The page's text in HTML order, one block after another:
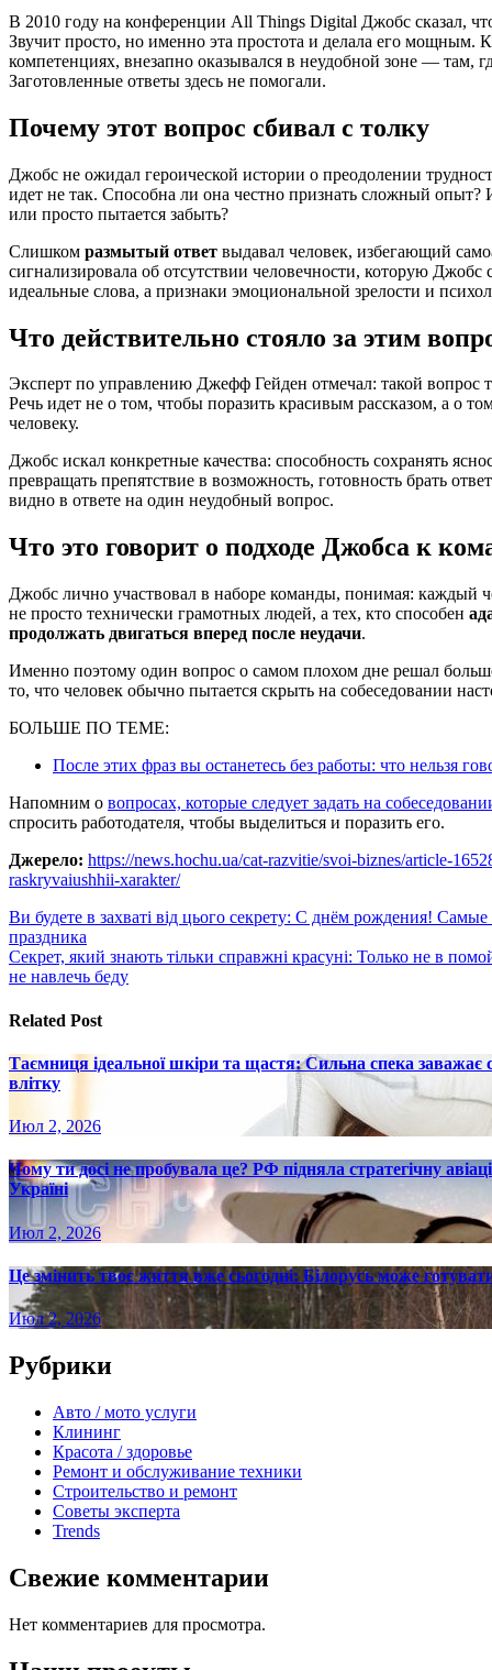
В 2010 году на конференции All Things Digital Джобс сказал,
Звучит просто, но именно эта простота и делала его мощным.
компетенциях, внезапно оказывался в неудобной зоне — там,
Заготовленные ответы здесь не помогали.
Почему этот вопрос сбивал с толку
Джобс не ожидал героической истории о преодолении
идет не так. Способна ли она честно признать сложный
или просто пытается забыть?
Слишком размытый ответ выдавал человек, избегающий
сигнализировала об отсутствии человечности, которую
идеальные слова, а признаки эмоциональной зрелости и
Что действительно стояло за этим
Эксперт по управлению Джефф Гейден отмечал: такой вопрос
Речь идет не о том, чтобы поразить красивым рассказом, а о
человеку.
Джобс искал конкретные качества: способность сохранять
превращать препятствие в возможность, готовность брать
видно в ответе на один неудобный вопрос.
Что это говорит о подходе Джобса к
Джобс лично участвовал в наборе команды, понимая:
не просто технически грамотных людей, а тех, кто способен
продолжать двигаться вперед после неудачи.
Именно поэтому один вопрос о самом плохом дне решал
то, что человек обычно пытается скрыть на собеседовании
БОЛЬШЕ ПО ТЕМЕ:
После этих фраз вы останетесь без работы: что нельзя
Напомним о вопросах, которые следует задать на
спросить работодателя, чтобы выделиться и поразить его.
Джерело: https://news.hochu.ua/cat-razvitie/svoi-biznes/article-
raskryvaiushhii-xarakter/
Навигация
по
записям
Ви будете в захваті від цього секрету: С днём рождения!
праздника
Секрет, який знають тільки справжні красуні: Только не в
не навлечь беду
Related Post
Таємниця ідеальної шкіри та щастя: Сильна спека
влітку
Июл 2, 2026
Чому ти досі не пробувала це? РФ підняла стратегічну
Україні
Июл 2, 2026
Це змінить твоє життя вже сьогодні: Білорусь може
Июл 2, 2026
Рубрики
Авто / мото услуги
Клининг
Красота / здоровье
Ремонт и обслуживание техники
Строительство и ремонт
Советы эксперта
Trends
Свежие комментарии
Нет комментариев для просмотра.